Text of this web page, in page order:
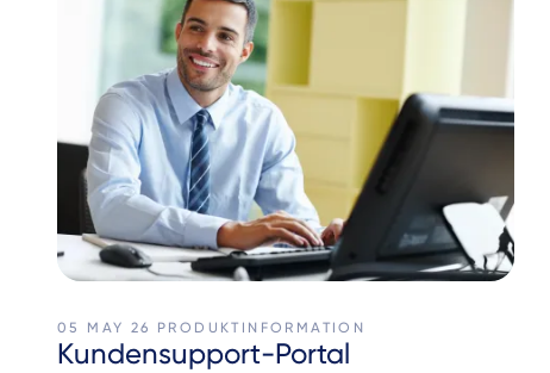
05 MAY 26 PRODUKTINFORMATION
Kundensupport-Portal